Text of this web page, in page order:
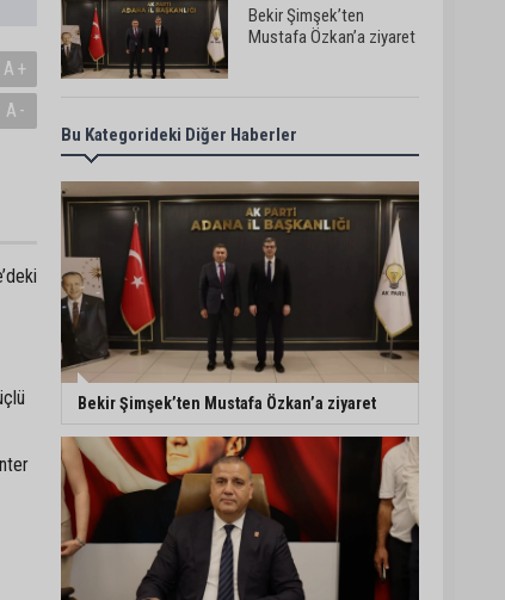
A+
A-
Bekir Şimşek’ten
Mustafa Özkan’a ziyaret
Ceyhan’da asfalt
çalışmaları sürüyor
Ceyhan’da açık hava
sineması keyfi iki farklı
parkta devam ediyor
5. Yunusoğlu Futbol
Turnuvası’nda final
heyecanı
Ceyhan’da Necdet
Sevinç Parkı’nda bakım
çalışması
Bu Kategorideki Diğer Haberler
Bekir Şimşek’ten Mustafa Özkan’a ziyaret